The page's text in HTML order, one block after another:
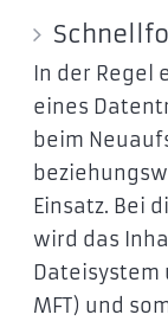
In der
eines
beim
Einsatz. Bei
wird das
Dateisystem
MFT) und